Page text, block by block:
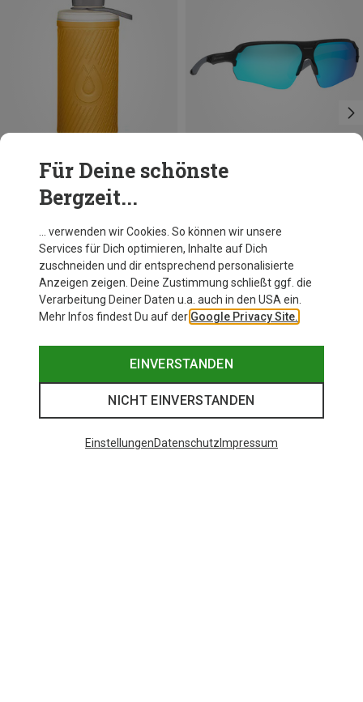
Hydrapak
Flux Faltflasche
Für Deine schönste
Bergzeit...
… verwenden wir Cookies. So können wir unsere
Services für Dich optimieren, Inhalte auf Dich
zuschneiden und dir entsprechend personalisierte
Anzeigen zeigen. Deine Zustimmung schließt ggf. die
Verarbeitung Deiner Daten u.a. auch in den USA ein.
Mehr Infos findest Du auf der Google Privacy Site.
EINVERSTANDEN
NICHT EINVERSTANDEN
EinstellungenDatenschutz Impressum